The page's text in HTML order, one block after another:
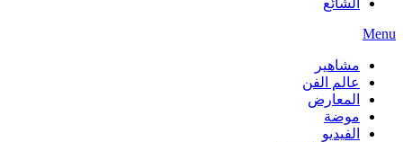
الشائع
Menu
مشاهير
عالم الفن
المعارض
موضة
الفيديو